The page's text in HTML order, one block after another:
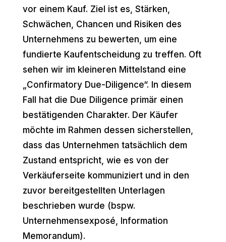
vor einem Kauf. Ziel ist es, Stärken,
Schwächen, Chancen und Risiken des
Unternehmens zu bewerten, um eine
fundierte Kaufentscheidung zu treffen. Oft
sehen wir im kleineren Mittelstand eine
„Confirmatory Due-Diligence“. In diesem
Fall hat die Due Diligence primär einen
bestätigenden Charakter. Der Käufer
möchte im Rahmen dessen sicherstellen,
dass das Unternehmen tatsächlich dem
Zustand entspricht, wie es von der
Verkäuferseite kommuniziert und in den
zuvor bereitgestellten Unterlagen
beschrieben wurde (bspw.
Unternehmensexposé, Information
Memorandum).